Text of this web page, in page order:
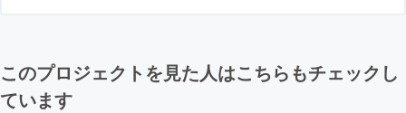
このプロジェクトを見た人はこちらもチェックし
ています